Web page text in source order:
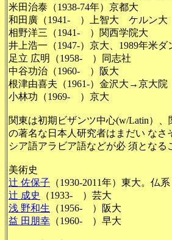
米田治泰（1938-74年）京都大
和田廣（1941- ）上智大 ケルン大
相野洋三（1941- ）関西学院大
井上浩一（1947-）京大、1989年米
足立 広明（1958- ）同志社
中谷功治（1960- ）阪大
根津由喜夫（1961-）金沢大→京大院
小林功（1969- ）京大
関東は初期ビザンツ中心(w/Latin）
の著名な日本人研究者はまだい な
シア語アラビア語などが必 須とな
美術史
辻 佐保子 （1930-2011年）東大。仏系
辻 成史
（1933- ）芸大
浅 野和生 （1956‐ ）阪大
益 田朋幸 （1960- ）早大